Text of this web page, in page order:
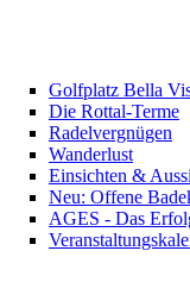
Golfplatz Bella
Die Rottal-Terme
Radelvergnügen
Wanderlust
Einsichten &
Neu: Offene
AGES - Das